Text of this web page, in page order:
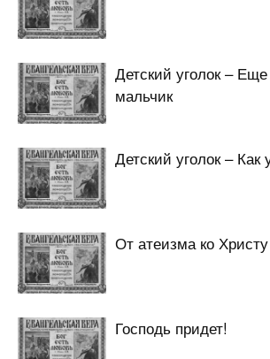
Детский уголок – Еще
мальчик
Детский уголок –
От атеизма ко Христу
Господь придет!